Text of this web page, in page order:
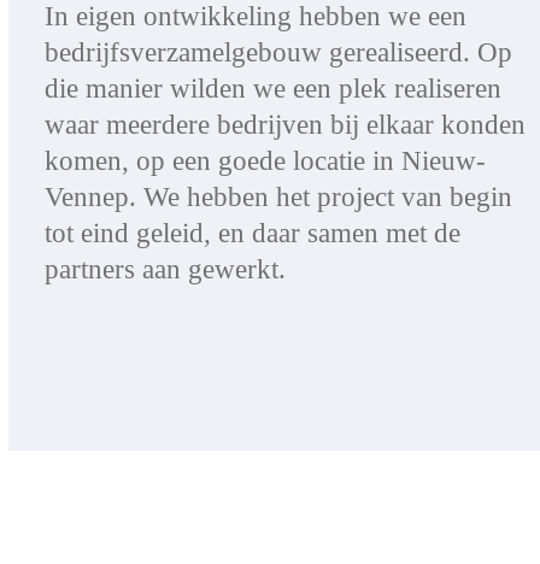
In eigen ontwikkeling hebben we een
bedrijfsverzamelgebouw gerealiseerd. Op
die manier wilden we een plek realiseren
waar meerdere bedrijven bij elkaar konden
komen, op een goede locatie in Nieuw-
Vennep. We hebben het project van begin
tot eind geleid, en daar samen met de
partners aan gewerkt.